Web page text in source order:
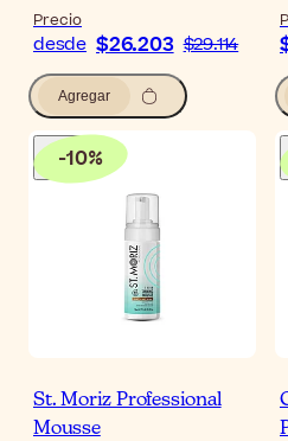
Precio
desde $26.203 $29.114
Agregar
-10%
St. Moriz Professional
Mousse